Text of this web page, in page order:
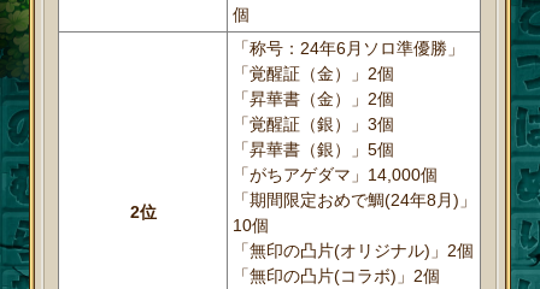
個
2位
「称号：24年6月ソロ準優勝」
「覚醒証（金）」2個
「昇華書（金）」2個
「覚醒証（銀）」3個
「昇華書（銀）」5個
「がちアゲダマ」14,000個
「期間限定おめで鯛(24年8月)」
10個
「無印の凸片(オリジナル)」2個
「無印の凸片(コラボ)」2個